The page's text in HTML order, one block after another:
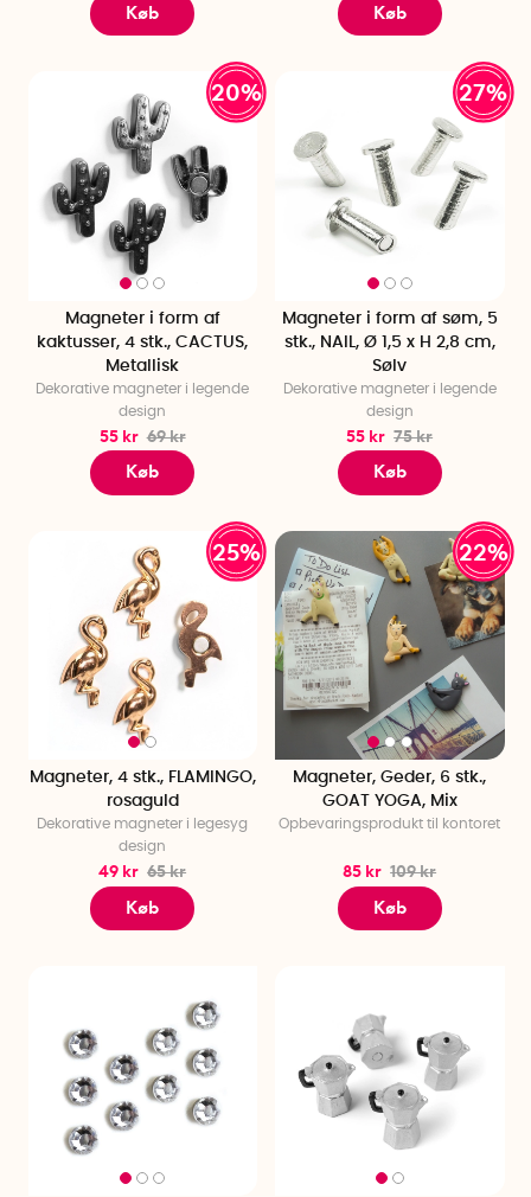
Køb Køb
20%
Magneter i form af
kaktusser, 4 stk., CACTUS,
Metallisk
Dekorative magneter i legende
design
55 kr 69 kr
Køb
27%
Magneter i form af søm, 5
stk., NAIL, Ø 1,5 x H 2,8 cm,
Sølv
Dekorative magneter i legende
design
55 kr 75 kr
Køb
25%
Magneter, 4 stk., FLAMINGO,
rosaguld
Dekorative magneter i legesyg
design
49 kr 65 kr
Køb
22%
Magneter, Geder, 6 stk.,
GOAT YOGA, Mix
Opbevaringsprodukt til kontoret
85 kr 109 kr
Køb